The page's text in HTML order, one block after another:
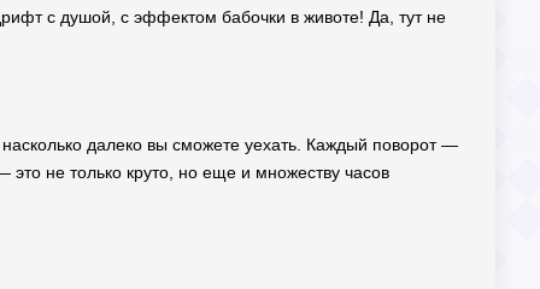
с душой, с эффектом бабочки в животе! Да, тут не
далеко вы сможете уехать. Каждый поворот —
не только круто, но еще и множеству часов